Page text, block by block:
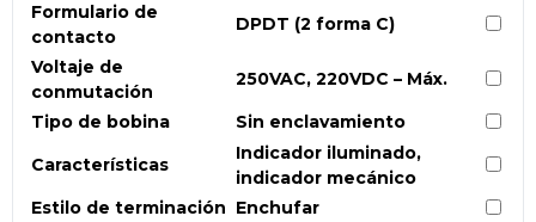
Formulario de
contacto
DPDT (2 forma C)
Voltaje de
conmutación
250VAC, 220VDC – Máx.
Tipo de bobina
Sin enclavamiento
Características
Indicador iluminado,
indicador mecánico
Estilo de terminación Enchufar